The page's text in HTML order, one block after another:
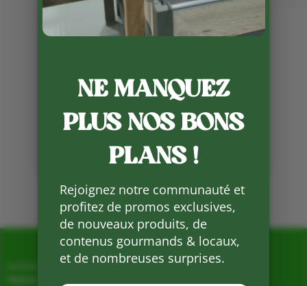
Publié le 22 10 2024
épinards .
Partager
sur
Facebook
Mots clés :
NE MANQUEZ
PLUS NOS BONS
PLANS !
Rejoignez notre communauté et
profitez de promos exclusives,
de nouveaux produits, de
contenus gourmands & locaux,
et de nombreuses surprises.